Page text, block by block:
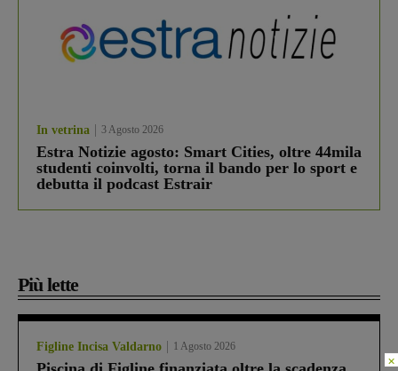
In vetrina 3 Agosto 2026
Estra Notizie agosto: Smart Cities, oltre 44mila
studenti coinvolti, torna il bando per lo sport e
debutta il podcast Estrair
Più lette
Figline Incisa Valdarno 1 Agosto 2026
×